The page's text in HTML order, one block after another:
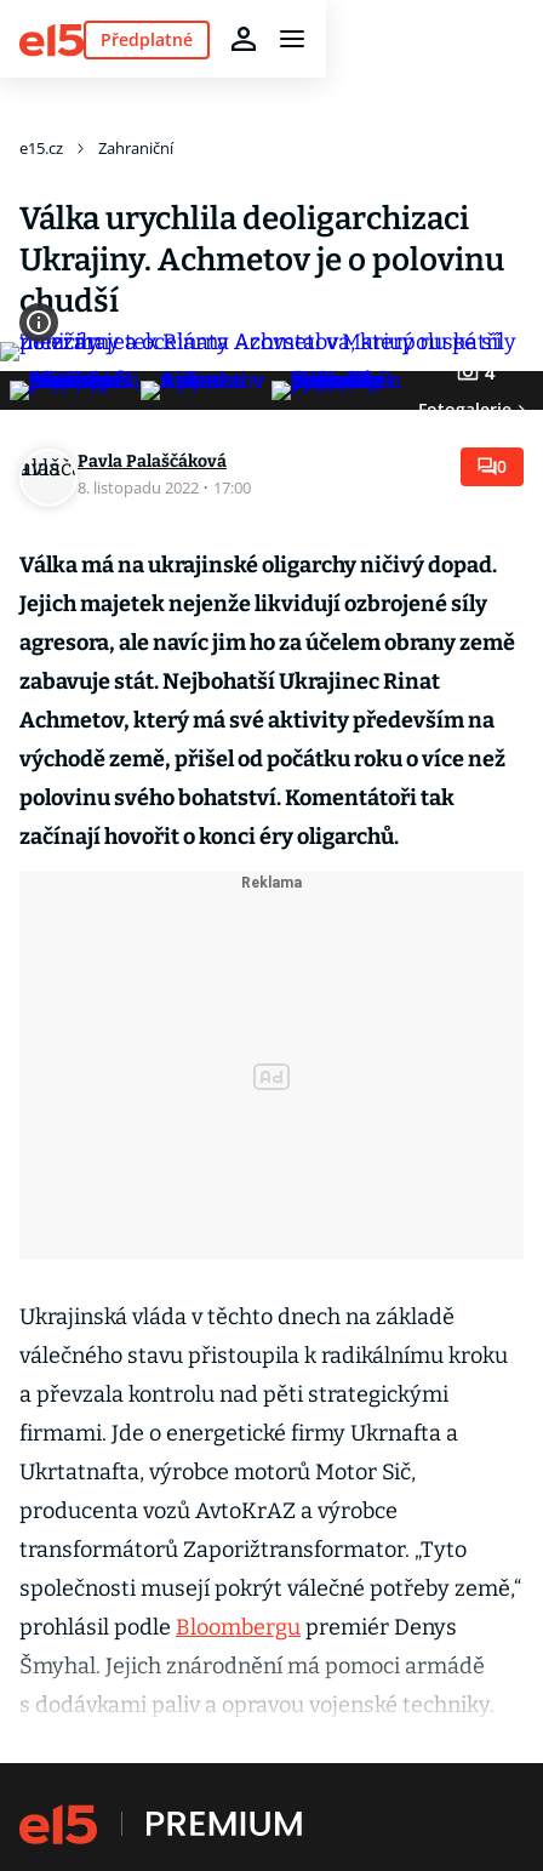
Předplatné
e15.cz Zahraniční
Válka urychlila deoligarchizaci
Ukrajiny. Achmetov je o polovinu
chudší
4
Fotogalerie
Pavla Palaščáková
8. listopadu 2022 · 17:00
0
Válka má na ukrajinské oligarchy ničivý dopad.
Jejich majetek nejenže likvidují ozbrojené síly
agresora, ale navíc jim ho za účelem obrany země
zabavuje stát. Nejbohatší Ukrajinec Rinat
Achmetov, který má své aktivity především na
východě země, přišel od počátku roku o více než
polovinu svého bohatství. Komentátoři tak
začínají hovořit o konci éry oligarchů.
Ukrajinská vláda v těchto dnech na základě
válečného stavu přistoupila k radikálnímu kroku
a převzala kontrolu nad pěti strategickými
firmami. Jde o energetické firmy Ukrnafta a
Ukrtatnafta, výrobce motorů Motor Sič,
producenta vozů AvtoKrAZ a výrobce
transformátorů Zaporižtransformator. „Tyto
společnosti musejí pokrýt válečné potřeby země,“
prohlásil podle Bloombergupremiér Denys
Šmyhal. Jejich znárodnění má pomoci armádě
s dodávkami paliv a opravou vojenské techniky.